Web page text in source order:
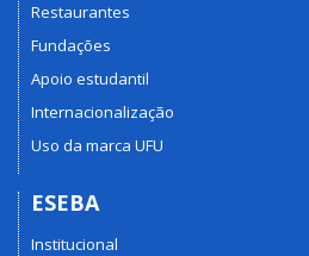
Restaurantes
Fundações
Apoio estudantil
Internacionalização
Uso da marca UFU
ESEBA
Institucional